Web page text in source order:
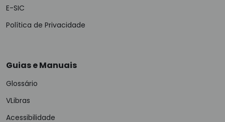
E-SIC
Política de Privacidade
Guias e Manuais
Glossário
VLibras
Acessibilidade